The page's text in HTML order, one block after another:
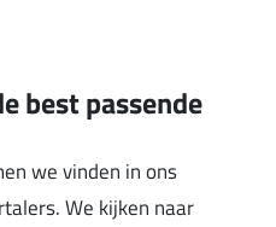
best passende
we vinden in ons
We kijken naar